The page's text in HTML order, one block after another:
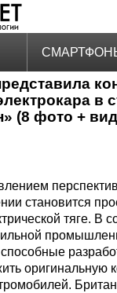
в
(8 фото +
становится
тяге. В
оригинальную